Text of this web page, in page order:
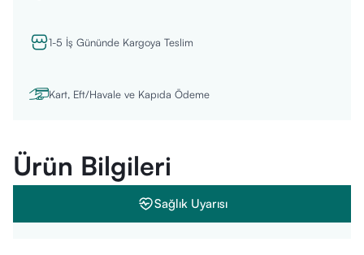
1-5 İş Gününde Kargoya Teslim
Kart, Eft/Havale ve Kapıda Ödeme
Ürün Bilgileri
Sağlık Uyarısı